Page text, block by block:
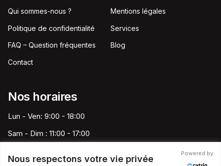
Qui sommes-nous ? Mentions légales
Politique de confidentialité Services
FAQ – Question fréquentes Blog
Contact
Nos horaires
Lun - Ven: 9:00 - 18:00
Sam - Dim : 11:00 - 17:00
Nous respectons votre vie privée
Powered by